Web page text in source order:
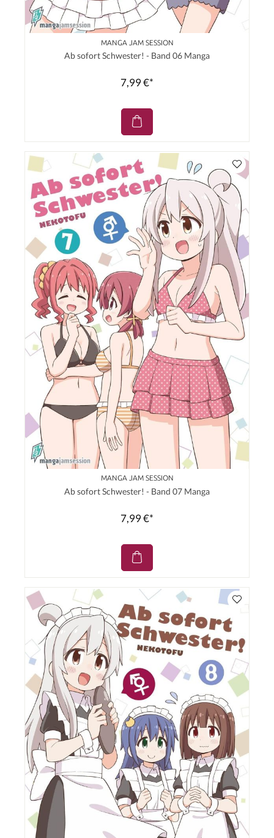
MANGA JAM SESSION
Ab sofort Schwester! - Band 06 Manga
7,99 €*
MANGA JAM SESSION
Ab sofort Schwester! - Band 07 Manga
7,99 €*